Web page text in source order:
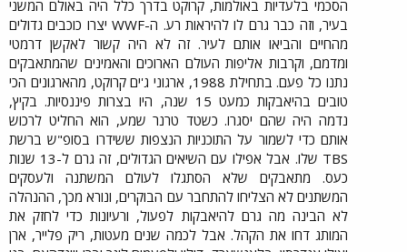
הסכמי בלעדיות באולמות, קרוקט בדרך כלל היה באולם המשני
בעיר, וזה כבר גרם לו להיראות רע. ה-WWF יצרו כוכבים גדולים
מהחיים והביאו אותם לעיר. זה לא היה קשור לאקשן דרמטי
ומדמם, וקרבות אליפות העולם הארוכים והאמינים שהמתאבקים
נתנו כל פעם. בתחילת 1988, ארגוני ג'ים קרוקט, מהארגונים הכי
טובים בהיאבקות כמעט 15 שנה, היו בצרות פיננסיות. בקיץ,
נדמה היה שהם יסגרו. כשטד טרנר שמע, הוא החליט לרכוש
אותם כדי לשמור על התוכניות הנצפות ששידרו בסופ"ש ברשת
TBS שלו. אבל אפילו עם השיאים הגדולים, זה גרם ל-13 שנות
כעס. מתאבקים שלא הסתגלו לעולם המשתנה ולעסקים
המשתנים לא הצליחו להתחבר עם הבוקרים, ונורא מכך, ההנהלה
לא הבינה מה גרם להיאבקות לפעול, ורעיונות כדי לחזק את
המותג דחו את הקהל. אבל לכמה שנים מעטות, ריק פלייר, ארן